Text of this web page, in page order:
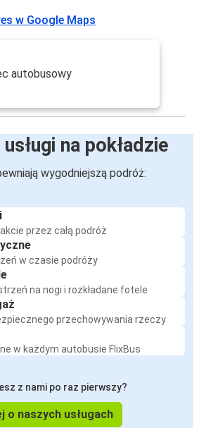
w Google Maps
autobusowy
na pokładzie
wygodniejszą podróż:
przez całą podróż
w czasie podróży
na nogi i rozkładane fotele
przechowywania rzeczy
w każdym autobusie FlixBus
z nami po raz pierwszy?
o naszych usługach